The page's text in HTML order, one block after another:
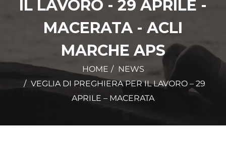
IL LAVORO - 29 APRILE -
MACERATA - ACLI
MARCHE APS
HOME
NEWS
VEGLIA DI PREGHIERA PER IL LAVORO – 29
APRILE – MACERATA